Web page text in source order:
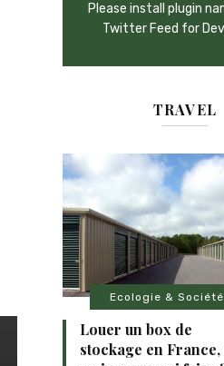
Please install plugin
Twitter Feed for
TRAVEL
Ecologie & Société
Louer un box de
stockage en France,